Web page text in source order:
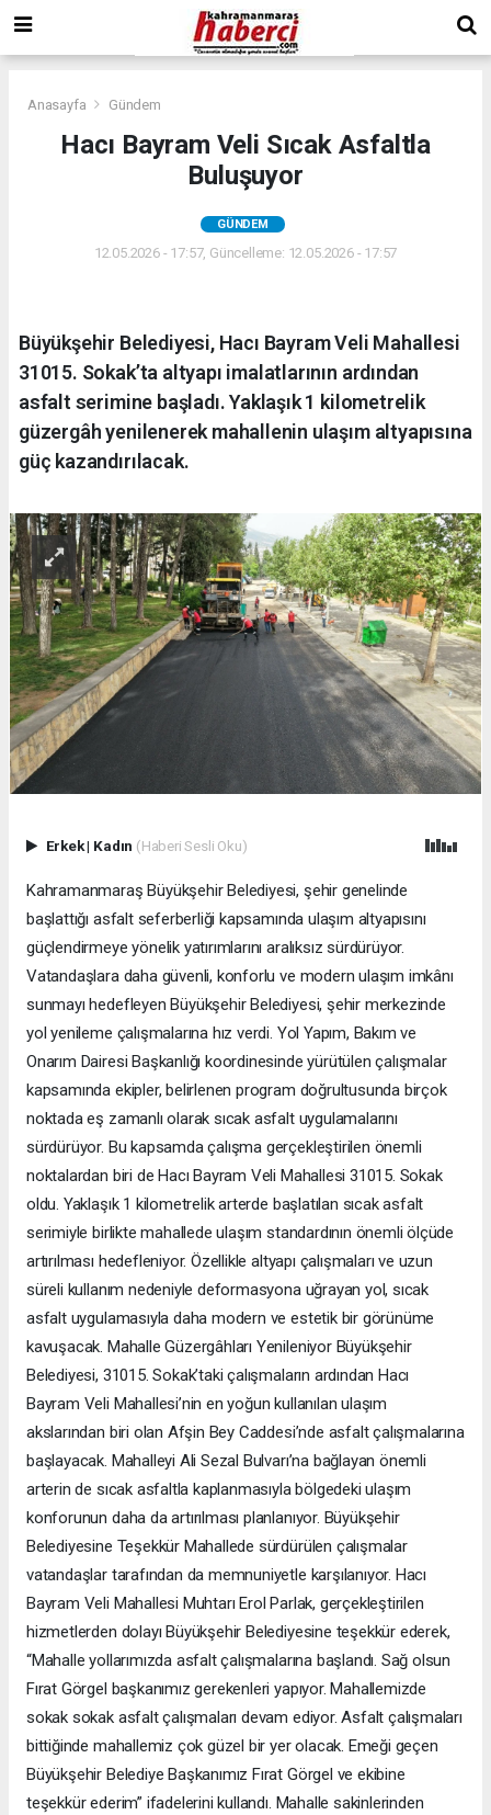
Anasayfa Gündem
Hacı Bayram Veli Sıcak Asfaltla
Buluşuyor
GÜNDEM
12.05.2026 - 17:57, Güncelleme: 12.05.2026 - 17:57
Büyükşehir Belediyesi, Hacı Bayram Veli Mahallesi
31015. Sokak’ta altyapı imalatlarının ardından
asfalt serimine başladı. Yaklaşık 1 kilometrelik
güzergâh yenilenerek mahallenin ulaşım altyapısına
güç kazandırılacak.
Erkek| Kadın (Haberi Sesli Oku)
Kahramanmaraş Büyükşehir Belediyesi, şehir genelinde
başlattığı asfalt seferberliği kapsamında ulaşım altyapısını
güçlendirmeye yönelik yatırımlarını aralıksız sürdürüyor.
Vatandaşlara daha güvenli, konforlu ve modern ulaşım imkânı
sunmayı hedefleyen Büyükşehir Belediyesi, şehir merkezinde
yol yenileme çalışmalarına hız verdi. Yol Yapım, Bakım ve
Onarım Dairesi Başkanlığı koordinesinde yürütülen çalışmalar
kapsamında ekipler, belirlenen program doğrultusunda birçok
noktada eş zamanlı olarak sıcak asfalt uygulamalarını
sürdürüyor. Bu kapsamda çalışma gerçekleştirilen önemli
noktalardan biri de Hacı Bayram Veli Mahallesi 31015. Sokak
oldu. Yaklaşık 1 kilometrelik arterde başlatılan sıcak asfalt
serimiyle birlikte mahallede ulaşım standardının önemli ölçüde
artırılması hedefleniyor. Özellikle altyapı çalışmaları ve uzun
süreli kullanım nedeniyle deformasyona uğrayan yol, sıcak
asfalt uygulamasıyla daha modern ve estetik bir görünüme
kavuşacak. Mahalle Güzergâhları Yenileniyor Büyükşehir
Belediyesi, 31015. Sokak’taki çalışmaların ardından Hacı
Bayram Veli Mahallesi’nin en yoğun kullanılan ulaşım
akslarından biri olan Afşin Bey Caddesi’nde asfalt çalışmalarına
başlayacak. Mahalleyi Ali Sezal Bulvarı’na bağlayan önemli
arterin de sıcak asfaltla kaplanmasıyla bölgedeki ulaşım
konforunun daha da artırılması planlanıyor. Büyükşehir
Belediyesine Teşekkür Mahallede sürdürülen çalışmalar
vatandaşlar tarafından da memnuniyetle karşılanıyor. Hacı
Bayram Veli Mahallesi Muhtarı Erol Parlak, gerçekleştirilen
hizmetlerden dolayı Büyükşehir Belediyesine teşekkür ederek,
“Mahalle yollarımızda asfalt çalışmalarına başlandı. Sağ olsun
Fırat Görgel başkanımız gerekenleri yapıyor. Mahallemizde
sokak sokak asfalt çalışmaları devam ediyor. Asfalt çalışmaları
bittiğinde mahallemiz çok güzel bir yer olacak. Emeği geçen
Büyükşehir Belediye Başkanımız Fırat Görgel ve ekibine
teşekkür ederim” ifadelerini kullandı. Mahalle sakinlerinden